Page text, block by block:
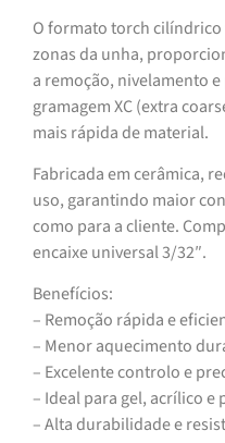
O formato torch
zonas da unha,
a remoção, nivelamento
gramagem XC (extra
mais rápida de material.
Fabricada em cerâmica,
uso, garantindo maior
como para a cliente.
encaixe universal 3/32″.
Benefícios:
– Remoção rápida e
– Menor aquecimento
– Excelente controlo e
– Ideal para gel, acrílico e
– Alta durabilidade e